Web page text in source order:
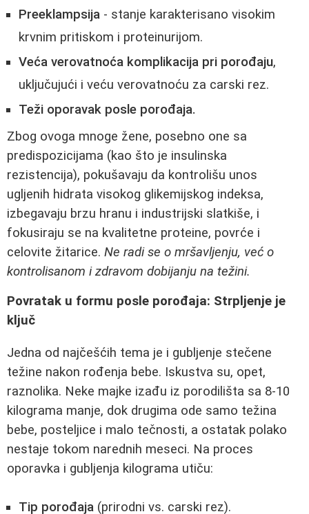
Preeklampsija - stanje karakterisano visokim
krvnim pritiskom i proteinurijom.
Veća verovatnoća komplikacija pri porođaju,
uključujući i veću verovatnoću za carski rez.
Teži oporavak posle porođaja.
Zbog ovoga mnoge žene, posebno one sa
predispozicijama (kao što je insulinska
rezistencija), pokušavaju da kontrolišu unos
ugljenih hidrata visokog glikemijskog indeksa,
izbegavaju brzu hranu i industrijski slatkiše, i
fokusiraju se na kvalitetne proteine, povrće i
celovite žitarice. Ne radi se o mršavljenju, već o
kontrolisanom i zdravom dobijanju na težini.
Povratak u formu posle porođaja: Strpljenje je
ključ
Jedna od najčešćih tema je i gubljenje stečene
težine nakon rođenja bebe. Iskustva su, opet,
raznolika. Neke majke izađu iz porodilišta sa 8-10
kilograma manje, dok drugima ode samo težina
bebe, posteljice i malo tečnosti, a ostatak polako
nestaje tokom narednih meseci. Na proces
oporavka i gubljenja kilograma utiču:
Tip porođaja (prirodni vs. carski rez).